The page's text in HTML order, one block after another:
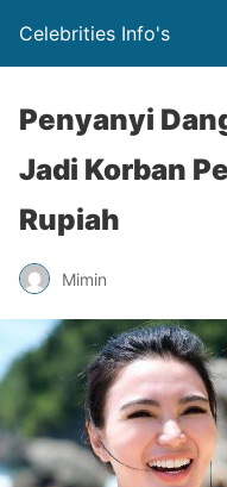
Celebrities Info's
Penyanyi
Jadi Korban
Rupiah
Mimin